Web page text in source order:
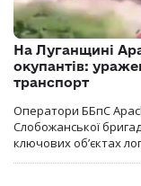
На Луганщині
окупантів:
транспорт
Оператори ББпС
Слобожанської
ключових об’єктах